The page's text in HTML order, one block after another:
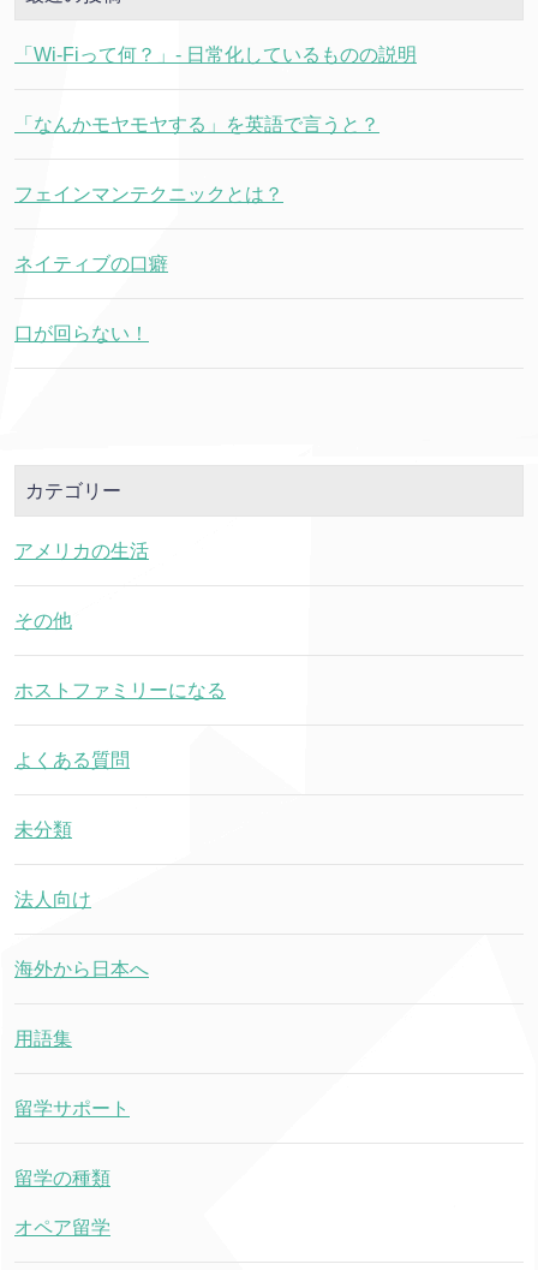
「Wi-Fiって何？」- 日常化しているものの説明
「なんかモヤモヤする」を英語で言うと？
フェインマンテクニックとは？
ネイティブの口癖
口が回らない！
カテゴリー
アメリカの生活
その他
ホストファミリーになる
よくある質問
未分類
法人向け
海外から日本へ
用語集
留学サポート
留学の種類
オペア留学